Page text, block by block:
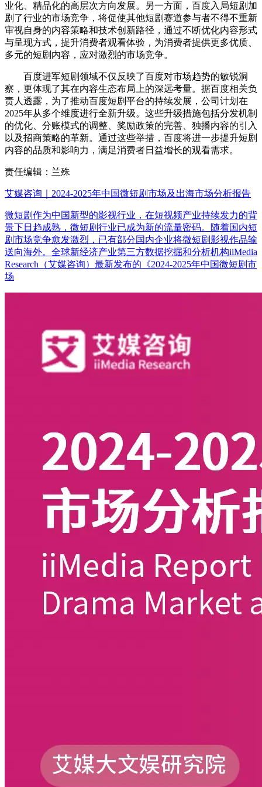
业化、精品化的高层次方向发展。另一方面，百度入局短剧加
剧了行业的市场竞争，将促使其他短剧赛道参与者不得不重新
审视自身的内容策略和技术创新路径，通过不断优化内容形式
与呈现方式，提升消费者观看体验，为消费者提供更多优质、
多元的短剧内容，应对激烈的市场竞争。
百度进军短剧领域不仅反映了百度对市场趋势的敏锐洞
察，更体现了其在内容生态布局上的深远考量。据百度相关负
责人透露，为了推动百度短剧平台的持续发展，公司计划在
2025年从多个维度进行全新升级。这些升级措施包括分发机制
的优化、分账模式的调整、奖励政策的完善、独播内容的引入
以及招商策略的革新。通过这些举措，百度将进一步提升短剧
内容的品质和影响力，满足消费者日益增长的观看需求。
责任编辑：兰殊
艾媒咨询｜2024-2025年中国微短剧市场及出海市场分析报告
微短剧作为中国新型的影视行业，在短视频产业持续发力的背
景下日趋成熟，微短剧行业已成为新的流量密码。随着国内短
剧市场竞争愈发激烈，已有部分国内企业将微短剧影视作品输
送向海外。全球新经济产业第三方数据挖掘和分析机构iiMedia
Research（艾媒咨询）最新发布的《2024-2025年中国微短剧市
场